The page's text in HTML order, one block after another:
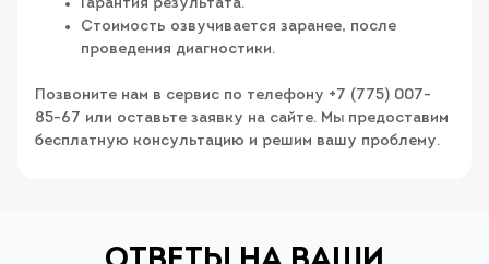
Гарантия результата.
Стоимость озвучивается заранее, после
проведения диагностики.
Позвоните нам в сервис по телефону +7 (775) 007-
85-67 или оставьте заявку на сайте. Мы предоставим
бесплатную консультацию и решим вашу проблему.